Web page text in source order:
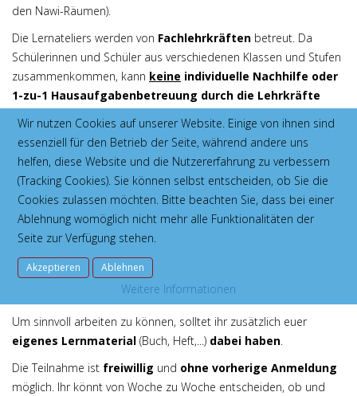
den Nawi-Räumen).
Die Lernateliers werden von Fachlehrkräften betreut. Da
Schülerinnen und Schüler aus verschiedenen Klassen und Stufen
zusammenkommen, kann keine individuelle Nachhilfe oder
1-zu-1 Hausaufgabenbetreuung durch die Lehrkräfte
In den Lernateliers steht euch auf die Lehrwerke abgestimmtes
Materialzur Verfügung, das zurselbstständigen
Wiederholung und Übung von Lerninhalten genutzt werden
kann. Es können auchHausaufgaben erledigt, Aufgaben aus
denFörderplänenbearbeitet oder
könntindividuellarbeiten oder euch
gegenseitig unterstützen – sofern ihr dabei für eine
konzentrierte Arbeitsatmosphäresorgt.
Um sinnvoll arbeiten zu können, solltet ihr zusätzlich euer
eigenes Lernmaterial (Buch, Heft,...) dabei haben.
Die Teilnahme ist freiwillig und ohne vorherige Anmeldung
möglich. Ihr könnt von Woche zu Woche entscheiden, ob und
Wir nutzen Cookies auf unserer Website. Einige von ihnen sind
essenziell für den Betrieb der Seite, während andere uns
helfen, diese Website und die Nutzererfahrung zu verbessern
(Tracking Cookies). Sie können selbst entscheiden, ob Sie die
Cookies zulassen möchten. Bitte beachten Sie, dass bei einer
Ablehnung womöglich nicht mehr alle Funktionalitäten der
Seite zur Verfügung stehen.
Akzeptieren Ablehnen
Weitere Informationen